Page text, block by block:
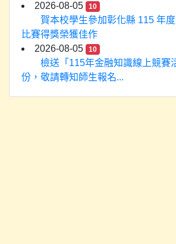
2026-08-05
10
賀本校學生參加彰化縣 115 年
比賽得獎榮獲佳作
2026-08-05
10
檢送「115年金融知識線上競賽
份，敬請轉知師生報名...